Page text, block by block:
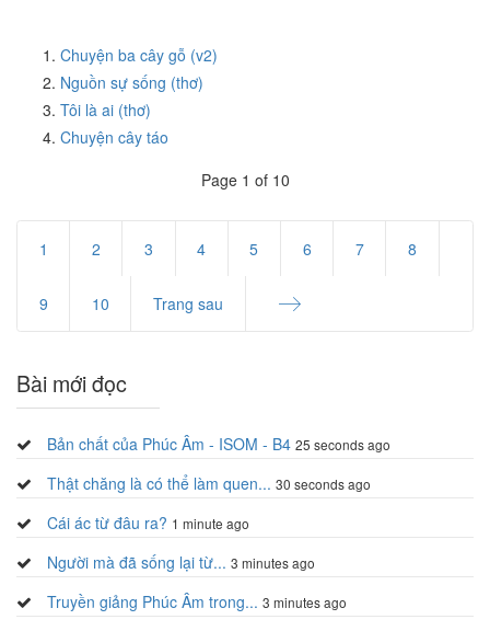
Chuyện ba cây gỗ (v2)
Nguồn sự sống (thơ)
Tôi là ai (thơ)
Chuyện cây táo
Page 1 of 10
1 2 3 4 5 6 7 8
9 10 Trang sau
Bài mới đọc
Bản chất của Phúc Âm - ISOM - B4 25 seconds ago
Thật chăng là có thể làm quen... 30 seconds ago
Cái ác từ đâu ra? 1 minute ago
Người mà đã sống lại từ... 3 minutes ago
Truyền giảng Phúc Âm trong... 3 minutes ago